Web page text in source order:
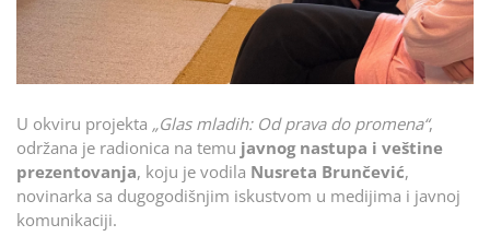
U okviru projekta „Glas mladih: Od prava do promena“,
održana je radionica na temu javnog nastupa i veštine
prezentovanja, koju je vodila Nusreta Brunčević,
novinarka sa dugogodišnjim iskustvom u medijima i javnoj
komunikaciji.